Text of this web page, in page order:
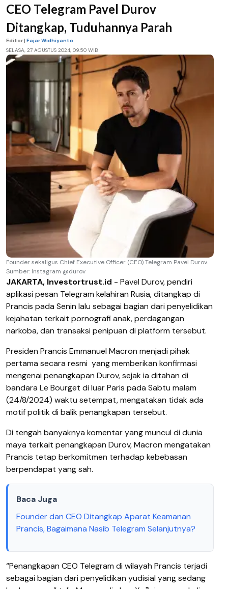
CEO Telegram Pavel Durov
Ditangkap, Tuduhannya Parah
Editor | Fajar Widhiyanto
SELASA, 27 AGUSTUS 2024, 09.50 WIB
Founder sekaligus Chief Executive Officer (CEO) Telegram Pavel Durov.
Sumber: Instagram @durov
JAKARTA, Investortrust.id - Pavel Durov, pendiri
aplikasi pesan Telegram kelahiran Rusia, ditangkap di
Prancis pada Senin lalu sebagai bagian dari penyelidikan
kejahatan terkait pornografi anak, perdagangan
narkoba, dan transaksi penipuan di platform tersebut.
Presiden Prancis Emmanuel Macron menjadi pihak
pertama secara resmi yang memberikan konfirmasi
mengenai penangkapan Durov, sejak ia ditahan di
bandara Le Bourget di luar Paris pada Sabtu malam
(24/8/2024) waktu setempat, mengatakan tidak ada
motif politik di balik penangkapan tersebut.
Di tengah banyaknya komentar yang muncul di dunia
maya terkait penangkapan Durov, Macron mengatakan
Prancis tetap berkomitmen terhadap kebebasan
berpendapat yang sah.
Baca Juga
Founder dan CEO Ditangkap Aparat Keamanan
Prancis, Bagaimana Nasib Telegram Selanjutnya?
“Penangkapan CEO Telegram di wilayah Prancis terjadi
sebagai bagian dari penyelidikan yudisial yang sedang